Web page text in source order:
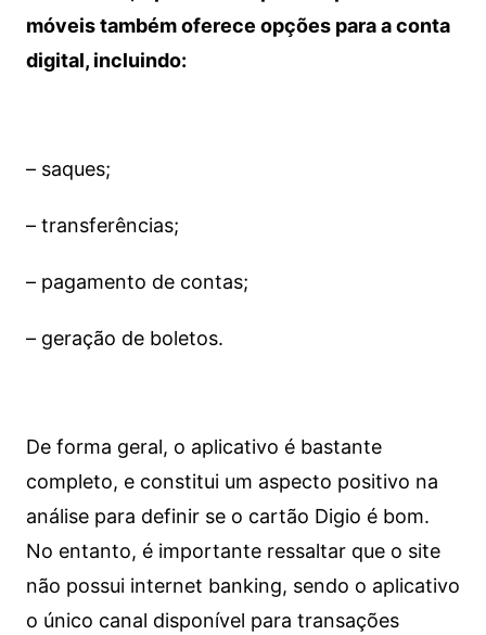
móveis também oferece opções para a conta
digital, incluindo:
– saques;
– transferências;
– pagamento de contas;
– geração de boletos.
De forma geral, o aplicativo é bastante
completo, e constitui um aspecto positivo na
análise para definir se o cartão Digio é bom.
No entanto, é importante ressaltar que o site
não possui internet banking, sendo o aplicativo
o único canal disponível para transações